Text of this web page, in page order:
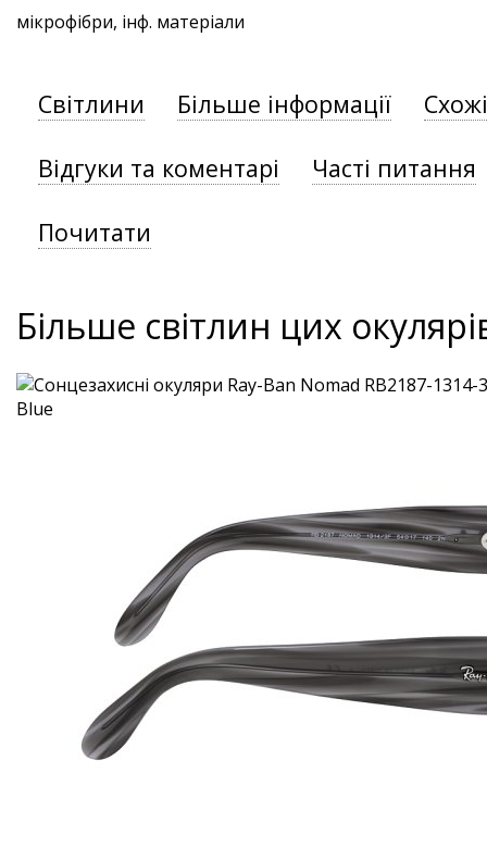
мікрофібри, інф. матеріали
Світлини Більше інформації
Відгуки та коментарі Часті питання
Почитати
Більше світлин цих